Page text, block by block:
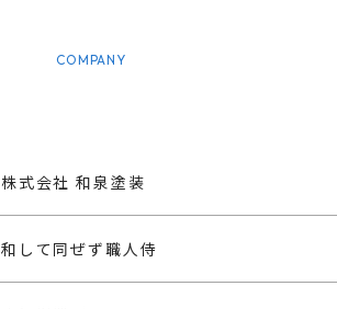
COMPANY
株式会社 和泉塗装
和して同ぜず職人侍